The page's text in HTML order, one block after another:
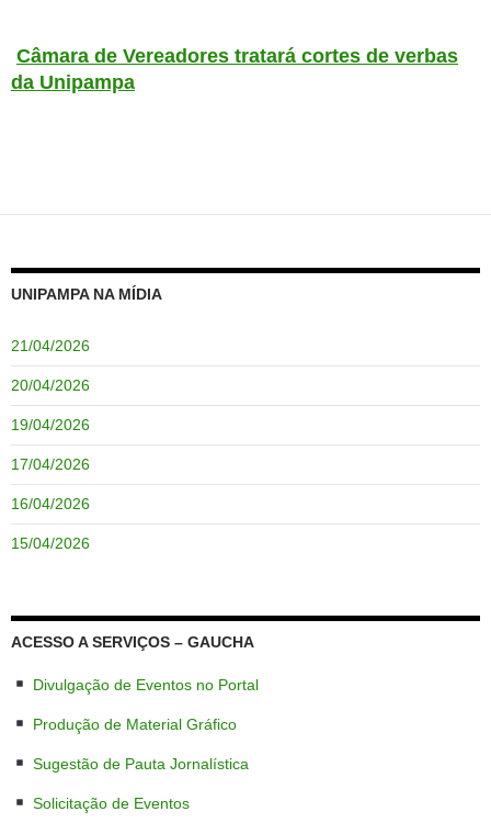
Câmara de Vereadores tratará cortes de verbas
da Unipampa
UNIPAMPA NA MÍDIA
21/04/2026
20/04/2026
19/04/2026
17/04/2026
16/04/2026
15/04/2026
ACESSO A SERVIÇOS – GAUCHA
Divulgação de Eventos no Portal
Produção de Material Gráfico
Sugestão de Pauta Jornalística
Solicitação de Eventos